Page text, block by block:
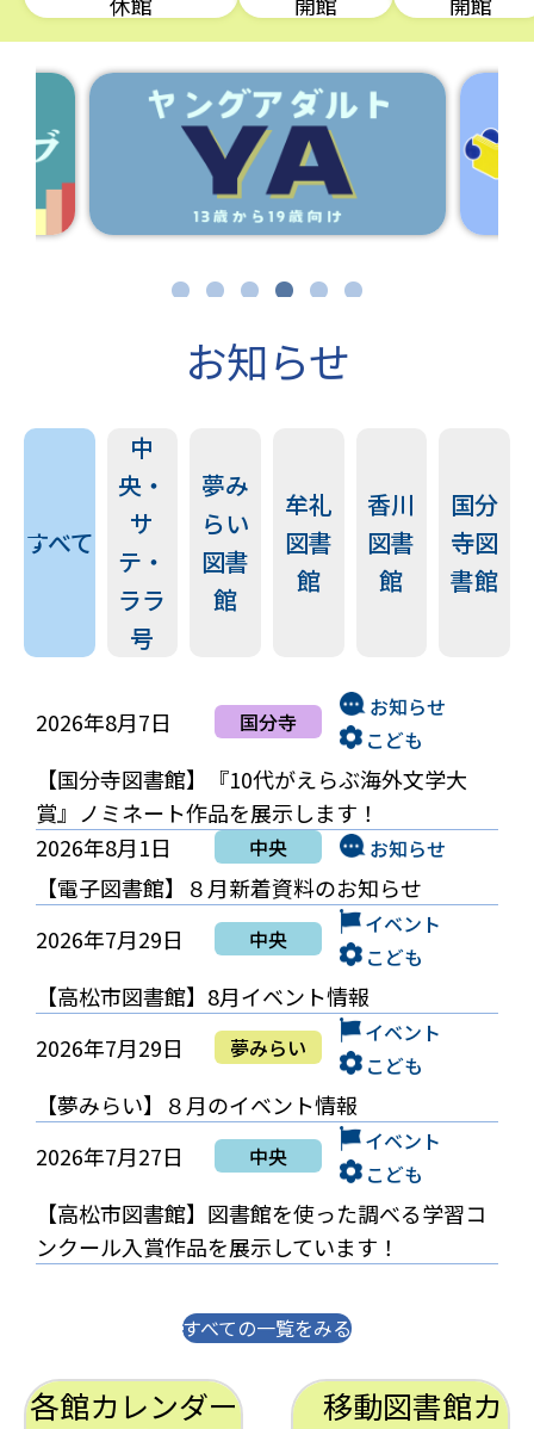
お知らせ
すべて
中
央・
サ
テ・
ララ
号
夢み
らい
図書
館
牟礼
図書
館
香川
図書
館
国分
寺図
書館
2026年8月7日 国分寺
お知らせ
こども
【国分寺図書館】『10代がえらぶ海外文学大
賞』ノミネート作品を展示します！
2026年8月1日
中央 お知らせ
【電子図書館】８月新着資料のお知らせ
2026年7月29日
中央
イベント
こども
【高松市図書館】8月イベント情報
2026年7月29日
夢みらい
イベント
こども
【夢みらい】８月のイベント情報
2026年7月27日
中央
イベント
こども
【高松市図書館】図書館を使った調べる学習コ
ンクール入賞作品を展示しています！
すべての一覧をみる
各館カレンダー 移動図書館カ